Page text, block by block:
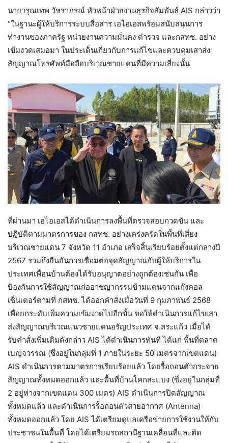
นายวรุณเทพ วัชราภรณ์ หัวหน้าฝ่ายงานธุรกิจสัมพันธ์ AIS กล่าวว่า
“ในฐานะผู้ให้บริการระบบสื่อสาร เอไอเอสพร้อมสนับสนุนการ
ทำงานของภาครัฐ หน่วยงานความมั่นคง ตำรวจ และกสทช. อย่าง
เข้มงวดเสมอมา ในประเด็นเกี่ยวกับการแก้ไขและควบคุมเสาส่ง
สัญญาณโทรศัพท์มือถือบริเวณชายแดนที่มีความเสี่ยงนั้น
ที่ผ่านมา เอไอเอสได้ดำเนินการลงพื้นที่ตรวจสอบกวดขัน และ
ปฏิบัติตามมาตรการของ กสทช. อย่างเคร่งครัดในพื้นที่เสี่ยง
บริเวณชายแดน 7 จังหวัด 11 อำเภอ เสร็จสิ้นเรียบร้อยตั้งแต่กลางปี
2567 รวมถึงยืนยันการเชื่อมต่อจุดสัญญาณกับผู้ให้บริการใน
ประเทศเพื่อนบ้านต้องได้รับอนุญาตอย่างถูกต้องเช่นกัน เพื่อ
ป้องกันการใช้สัญญาณก่ออาชญากรรมข้ามแดนจากแก๊งคอล
เซ็นเตอร์ตามที่ กสทช. ได้ออกคำสั่งเมื่อวันที่ 9 กุมภาพันธ์ 2568
เพื่อยกระดับเพิ่มความเข้มงวดไปอีกขั้น ขอให้ดำเนินการแก้ไขเสา
ส่งสัญญาณบริเวณแนวชายแดนอรัญประเทศ จ.สระแก้ว เมื่อได้
รับคำสั่งเพิ่มเติมดังกล่าว AIS ได้ดำเนินการทันที ได้แก่ พื้นที่ตลาด
เบญจวรรณ (ซึ่งอยู่ในกลุ่มที่ 1 ภายในระยะ 50 เมตรจากเขตแดน)
AIS ดำเนินการตามมาตรการเรียบร้อยแล้ว โดยรื้อถอนตัวกระจาย
สัญญาณทั้งหมดออกแล้ว และพื้นที่บ้านโคกสะแบง (ซึ่งอยู่ในกลุ่มที่
2 อยู่ห่างจากเขตแดน 300 เมตร) AIS ดำเนินการปิดสัญญาณ
ทั้งหมดแล้ว และดำเนินการรื้อถอนตัวสายอากาศ (Antenna)
ทั้งหมดออกแล้ว โดย AIS ได้เตรียมดูแลเครือข่ายการใช้งานให้กับ
ประชาชนในพื้นที่ โดยได้เตรียมรถสถานีฐานเคลื่อนที่และติด